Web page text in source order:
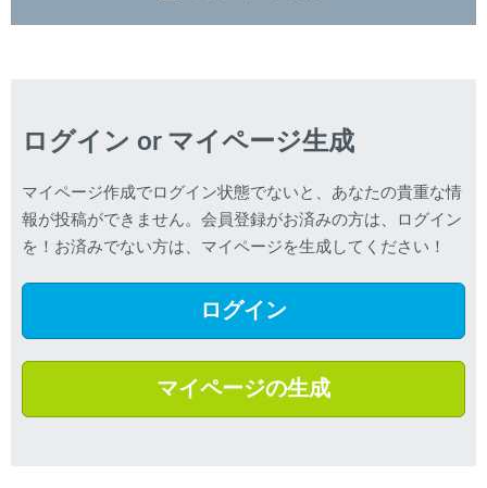
ログイン or マイページ生成
マイページ作成でログイン状態でないと、あなたの貴重な情
報が投稿ができません。会員登録がお済みの方は、ログイン
を！お済みでない方は、マイページを生成してください！
ログイン
マイページの生成